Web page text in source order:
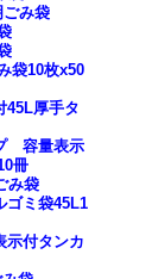
ごみ袋
袋10枚x50
45L厚手タ
容量表示
冊
み袋
ゴミ袋45L1
付タンカ